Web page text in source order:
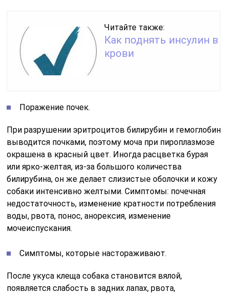
Читайте также:
Как поднять инсулин в
крови
Поражение почек.
При разрушении эритроцитов билирубин и гемоглобин
выводится почками, поэтому моча при пироплазмозе
окрашена в красный цвет. Иногда расцветка бурая
или ярко-желтая, из-за большого количества
билирубина, он же делает слизистые оболочки и кожу
собаки интенсивно желтыми. Симптомы: почечная
недостаточность, изменение кратности потребления
воды, рвота, понос, анорексия, изменение
мочеиспускания.
Симптомы, которые настораживают.
После укуса клеща собака становится вялой,
появляется слабость в задних лапах, рвота,